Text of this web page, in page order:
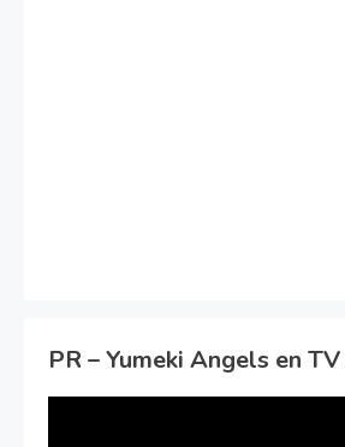
PR – Yumeki Angels en